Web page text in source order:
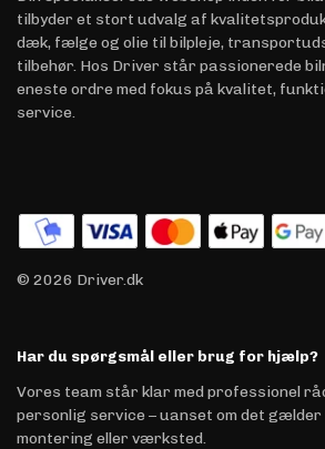
tilbyder et stort udvalg af
dæk, fælge og olie til bilpleje,
tilbehør. Hos Driver står passionerede
eneste ordre med fokus på kvalitet,
service.
© 2026 Driver.dk
Har du spørgsmål eller brug for hjælp?
Vores team står klar med professionel
personlig service – uanset om det
montering eller værksted.